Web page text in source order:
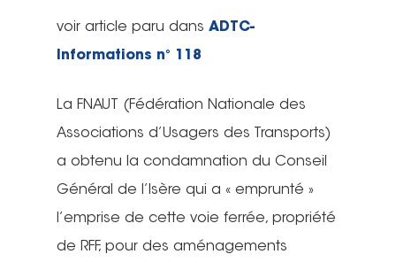
voir article paru dans ADTC-
Informations n° 118
La FNAUT (Fédération Nationale des
Associations d’Usagers des Transports)
a obtenu la condamnation du Conseil
Général de l’Isère qui a « emprunté »
l’emprise de cette voie ferrée, propriété
de RFF, pour des aménagements